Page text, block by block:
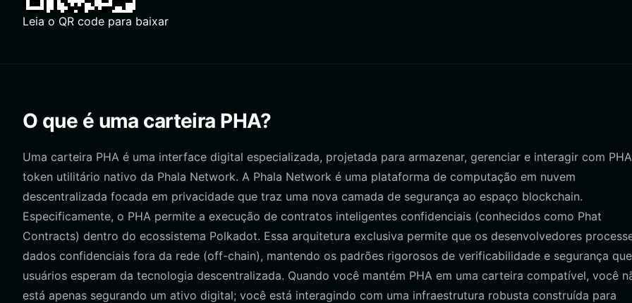
Leia o QR code para baixar
O que é uma carteira PHA?
Uma carteira PHA é uma interface digital especializada, projetada para armazenar, gerenciar e interagir com
token utilitário nativo da Phala Network. A Phala Network é uma plataforma de computação em nuvem
descentralizada focada em privacidade que traz uma nova camada de segurança ao espaço blockchain.
Especificamente, o PHA permite a execução de contratos inteligentes confidenciais (conhecidos como Phat
Contracts) dentro do ecossistema Polkadot. Essa arquitetura exclusiva permite que os desenvolvedores
dados confidenciais fora da rede (off-chain), mantendo os padrões rigorosos de verificabilidade e segurança
usuários esperam da tecnologia descentralizada. Quando você mantém PHA em uma carteira compatível, você
está apenas segurando um ativo digital; você está interagindo com uma infraestrutura robusta construída para